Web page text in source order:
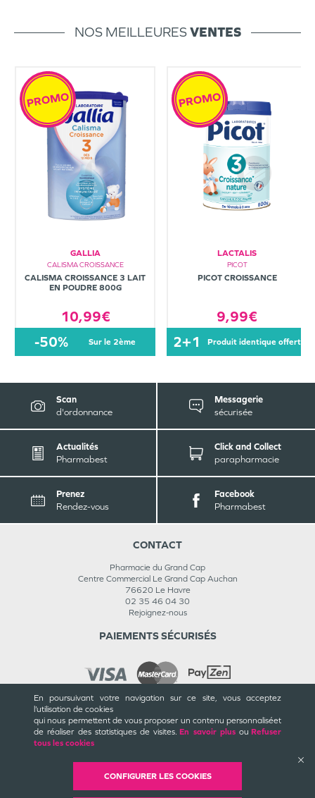
En poursuivant votre navigation sur ce site, vous acceptez
l’utilisation de cookies
qui nous permettent de vous proposer un contenu personnaliséet
de réaliser des statistiques de visites. En savoir plusou Refuser
tous les cookies
CONFIGURER LES COOKIES
NOS MEILLEURESVENTES
GALLIA
CALISMA CROISSANCE
CALISMA CROISSANCE 3 LAIT
EN POUDRE 800G
10,99€
PROMO
-50% sur le 2ème
LACTALIS
PICOT
PICOT CROISSANCE
9,99€
PROMO
2+1 produit identique offert
Scan
d'ordonnance
Messagerie
sécurisée
Actualités
Pharmabest
Click and Collect
parapharmacie
Prenez
Rendez-vous
Facebook
Pharmabest
CONTACT
Pharmacie du Grand Cap
Centre Commercial Le Grand Cap Auchan
76620 Le Havre
02 35 46 04 30
Rejoignez-nous
CGU / CGV
Rappels de produits
PAIEMENTS SÉCURISÉS